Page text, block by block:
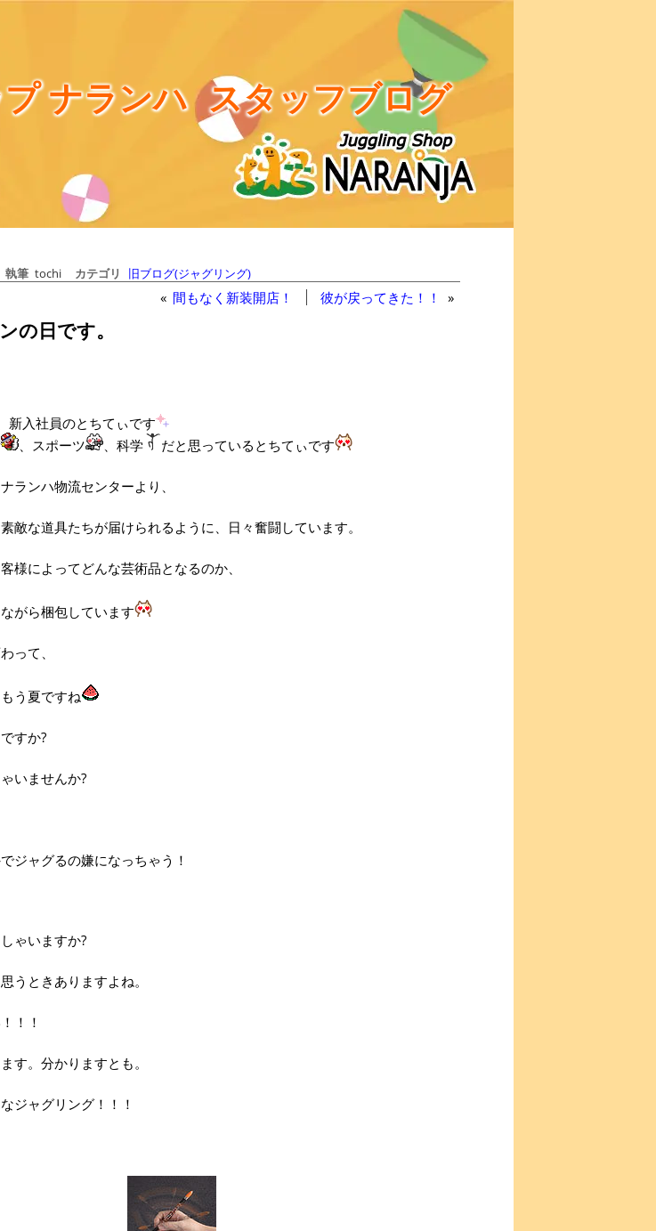
ナランハ スタッフブログ
執筆 tochi カテゴリ 旧ブログ(ジャグリング)
« 間もなく新装開店！ 彼が戻ってきた！！ »
の日です。
新入社員のとちてぃです
、スポーツ 、科学 だと思っているとちてぃです
ランハ物流センターより、
敵な道具たちが届けられるように、日々奮闘しています。
様によってどんな芸術品となるのか、
がら梱包しています
って、
う夏ですね
すか?
いませんか?
ジャグるの嫌になっちゃう！
ゃいますか?
うときありますよね。
！！
す。分かりますとも。
ジャグリング！！！